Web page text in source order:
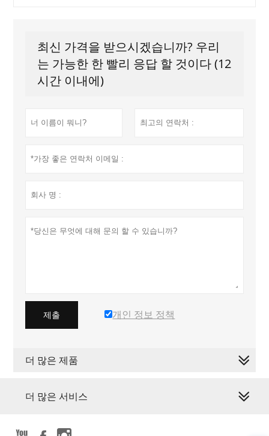
최신 가격을 받으시겠습니까? 우리
는 가능한 한 빨리 응답 할 것이다 (12
시간 이내에)
제출 개인 정보 정책
더 많은 제품
더 많은 서비스